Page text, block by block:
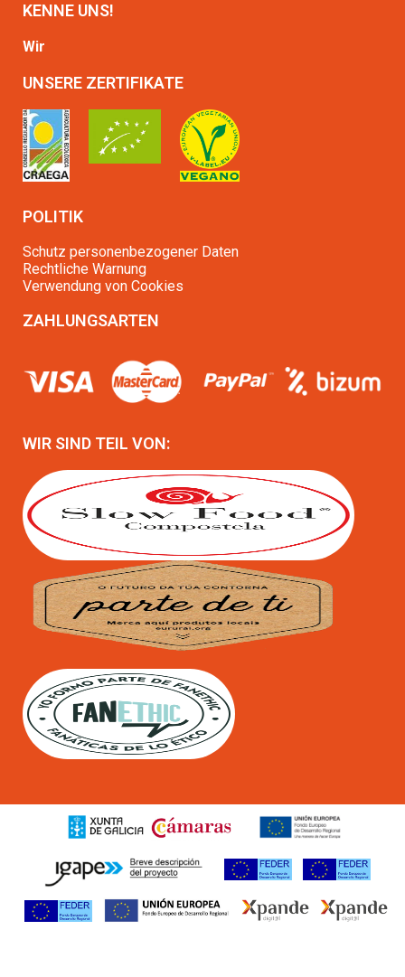
KENNE UNS!
Wir
UNSERE ZERTIFIKATE
POLITIK
Schutz personenbezogener Daten
Rechtliche Warnung
Verwendung von Cookies
ZAHLUNGSARTEN
WIR SIND TEIL VON: